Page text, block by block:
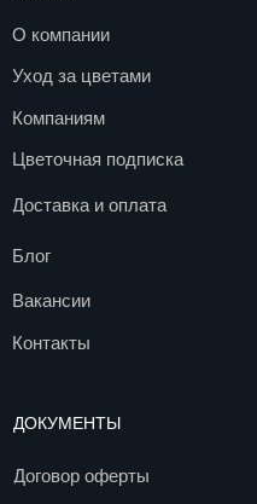
© 2017. Все права защищены
Пользовательское
Согласие на получение
рекламной рассылки
Согласие на обработку
персональных данных
конфиденциальности